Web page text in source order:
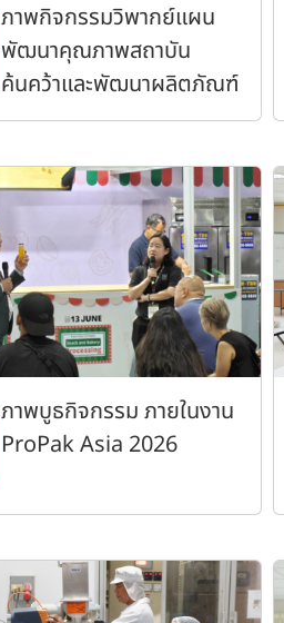
ภาพกิจกรรมวิพากย์แผน
พัฒนาคุณภาพสถาบัน
ค้นคว้าและพัฒนาผลิตภัณฑ์
อาหาร
ภาพบูธกิจกรรม ภายในงาน
ProPak Asia 2026